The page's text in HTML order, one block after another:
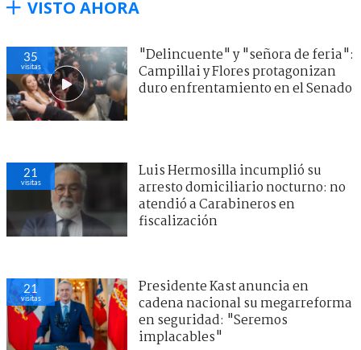
VISTO AHORA
35
visitas
"Delincuente" y "señora de feria":
Campillai y Flores protagonizan
duro enfrentamiento en el Senado
21
visitas
Luis Hermosilla incumplió su
arresto domiciliario nocturno: no
atendió a Carabineros en
fiscalización
21
visitas
Presidente Kast anuncia en
cadena nacional su megarreforma
en seguridad: "Seremos
implacables"